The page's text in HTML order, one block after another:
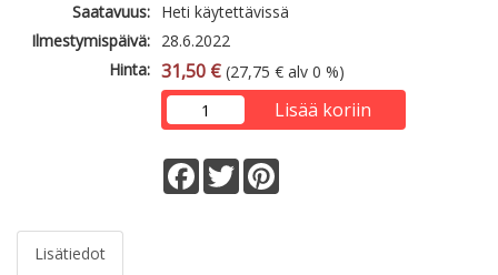
Saatavuus: Heti käytettävissä
Ilmestymispäivä: 28.6.2022
Hinta: 31,50 € (27,75 € alv 0 %)
Lisää koriin
Facebook
Twitter
Lisätiedot